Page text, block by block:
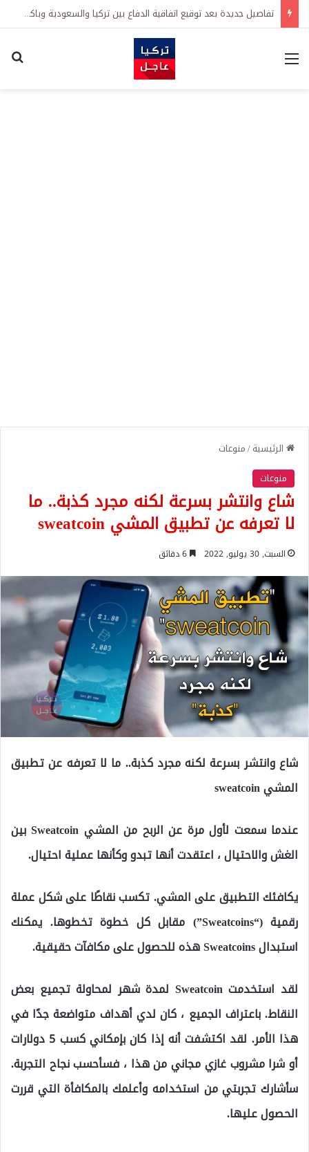
تفاصيل جديدة بعد توقيع اتفاقية الدفاع بين تركيا والسعودية وباكستان.. ما الهدف من التحالف الثلاثي؟
القائمة
الرئيسية/منوعات
منوعات
شاع وانتشر بسرعة لكنه مجرد كذبة.. ما
لا تعرفه عن تطبيق المشي sweatcoin
السبت, 30 يوليو, 2022
شاع وانتشر بسرعة لكنه مجرد كذبة.. ما لا تعرفه عن تطبيق
المشي sweatcoin
عندما سمعت لأول مرة عن الربح من المشي Sweatcoin بين
الغش والاحتيال ، اعتقدت أنها تبدو وكأنها عملية احتيال.
يكافئك التطبيق على المشي. تكسب نقاطًا على شكل عملة
رقمية (“Sweatcoins”) مقابل كل خطوة تخطوها. يمكنك
استبدال Sweatcoins هذه للحصول على مكافآت حقيقية.
لقد استخدمت Sweatcoin لمدة شهر لمحاولة تجميع بعض
النقاط. باعتراف الجميع ، كان لدي أهداف متواضعة جدًا في
هذا الأمر. لقد اكتشفت أنه إذا كان بإمكاني كسب 5 دولارات
أو شرا مشروب غازي مجاني من هذا ، فسأحسب نجاح التجربة.
سأشارك تجربتي من استخدامه وأعلمك بالمكافأة التي قررت
الحصول عليها.